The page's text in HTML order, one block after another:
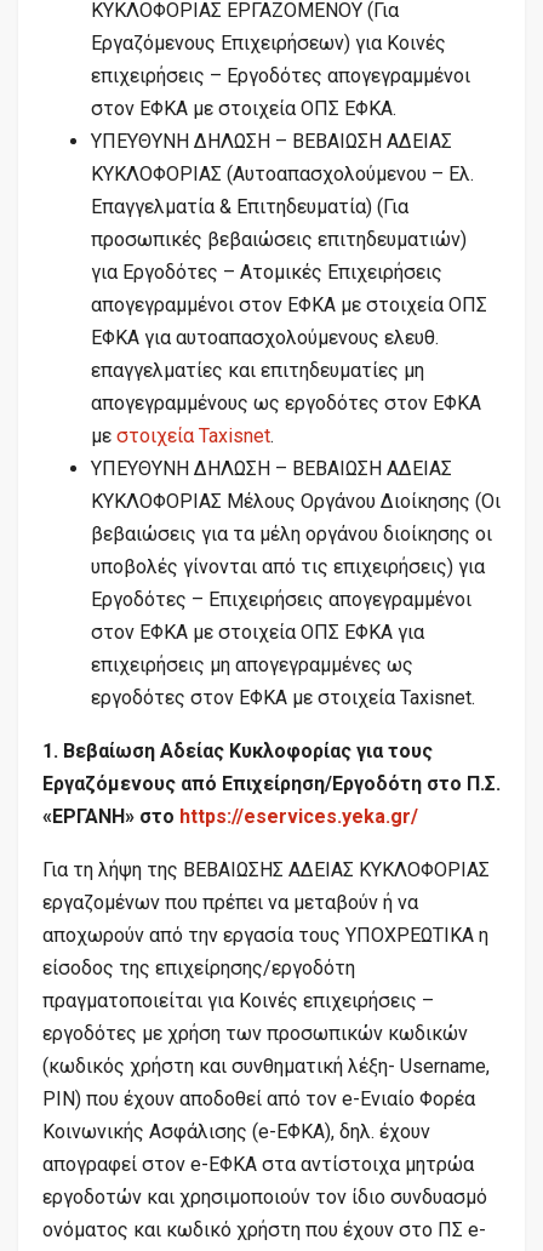
ΚΥΚΛΟΦΟΡΙΑΣ ΕΡΓΑΖΟΜΕΝΟΥ (Για
Εργαζόμενους Επιχειρήσεων) για Κοινές
επιχειρήσεις – Εργοδότες απογεγραμμένοι
στον ΕΦΚΑ με στοιχεία ΟΠΣ ΕΦΚΑ.
ΥΠΕΥΘΥΝΗ ΔΗΛΩΣΗ – ΒΕΒΑΙΩΣΗ ΑΔΕΙΑΣ
ΚΥΚΛΟΦΟΡΙΑΣ (Αυτοαπασχολούμενου – Ελ.
Επαγγελματία & Επιτηδευματία) (Για
προσωπικές βεβαιώσεις επιτηδευματιών)
για Εργοδότες – Ατομικές Επιχειρήσεις
απογεγραμμένοι στον ΕΦΚΑ με στοιχεία ΟΠΣ
ΕΦΚΑ για αυτοαπασχολούμενους ελευθ.
επαγγελματίες και επιτηδευματίες μη
απογεγραμμένους ως εργοδότες στον ΕΦΚΑ
με στοιχεία Taxisnet.
ΥΠΕΥΘΥΝΗ ΔΗΛΩΣΗ – ΒΕΒΑΙΩΣΗ ΑΔΕΙΑΣ
ΚΥΚΛΟΦΟΡΙΑΣ Μέλους Οργάνου Διοίκησης (Οι
βεβαιώσεις για τα μέλη οργάνου διοίκησης οι
υποβολές γίνονται από τις επιχειρήσεις) για
Εργοδότες – Επιχειρήσεις απογεγραμμένοι
στον ΕΦΚΑ με στοιχεία ΟΠΣ ΕΦΚΑ για
επιχειρήσεις μη απογεγραμμένες ως
εργοδότες στον ΕΦΚΑ με στοιχεία Taxisnet.
1. Βεβαίωση Αδείας Κυκλοφορίας για τους
Εργαζόμενους από Επιχείρηση/Εργοδότη στο Π.Σ.
«ΕΡΓΑΝΗ» στο https://eservices.yeka.gr/
Για τη λήψη της ΒΕΒΑΙΩΣΗΣ ΑΔΕΙΑΣ ΚΥΚΛΟΦΟΡΙΑΣ
εργαζομένων που πρέπει να μεταβούν ή να
αποχωρούν από την εργασία τους ΥΠΟΧΡΕΩΤΙΚΑ η
είσοδος της επιχείρησης/εργοδότη
πραγματοποιείται για Κοινές επιχειρήσεις –
εργοδότες με χρήση των προσωπικών κωδικών
(κωδικός χρήστη και συνθηματική λέξη- Username,
PIN) που έχουν αποδοθεί από τον e-Ενιαίο Φορέα
Κοινωνικής Ασφάλισης (e-ΕΦΚΑ), δηλ. έχουν
απογραφεί στον e-ΕΦΚΑ στα αντίστοιχα μητρώα
εργοδοτών και χρησιμοποιούν τον ίδιο συνδυασμό
ονόματος και κωδικό χρήστη που έχουν στο ΠΣ e-